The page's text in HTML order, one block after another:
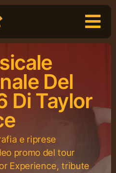
Del
Di Taylor
e riprese
promo del tour
Experience, tribute